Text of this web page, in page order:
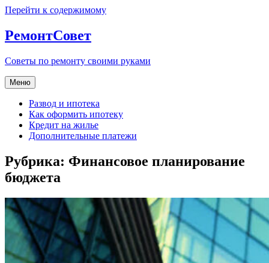
Перейти к содержимому
РемонтСовет
Советы по ремонту своими руками
Меню
Развод и ипотека
Как оформить ипотеку
Кредит на жилье
Дополнительные платежи
Рубрика: Финансовое планирование
бюджета